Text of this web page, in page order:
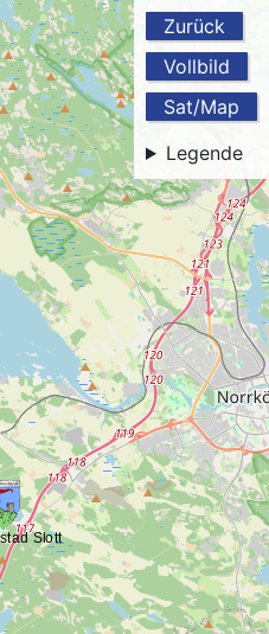
Zurück
Vollbild
Sat/Map
Legende